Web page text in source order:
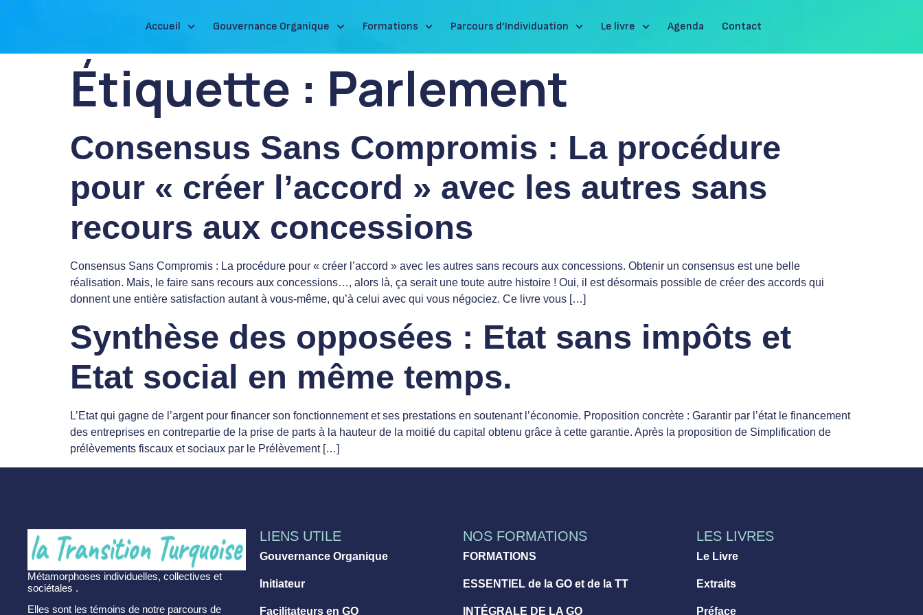
Accueil Gouvernance Organique Formations Parcours d’Individuation Le livre Agenda Contact
Étiquette : Parlement
Consensus Sans Compromis : La procédure
pour « créer l’accord » avec les autres sans
recours aux concessions
Consensus Sans Compromis : La procédure pour « créer l’accord » avec les autres sans recours aux concessions. Obtenir un consensus est une belle
réalisation. Mais, le faire sans recours aux concessions…, alors là, ça serait une toute autre histoire ! Oui, il est désormais possible de créer des accords qui
donnent une entière satisfaction autant à vous-même, qu’à celui avec qui vous négociez. Ce livre vous […]
Synthèse des opposées : Etat sans impôts et
Etat social en même temps.
L’Etat qui gagne de l’argent pour financer son fonctionnement et ses prestations en soutenant l’économie. Proposition concrète : Garantir par l’état le financement
des entreprises en contrepartie de la prise de parts à la hauteur de la moitié du capital obtenu grâce à cette garantie. Après la proposition de Simplification de
prélèvements fiscaux et sociaux par le Prélèvement […]
Métamorphoses individuelles, collectives et
sociétales .
Elles sont les témoins de notre parcours de
LIENS UTILE
Gouvernance Organique
Initiateur
Facilitateurs en GO
NOS FORMATIONS
FORMATIONS
ESSENTIEL de la GO et de la TT
INTÉGRALE DE LA GO
LES LIVRES
Le Livre
Extraits
Préface